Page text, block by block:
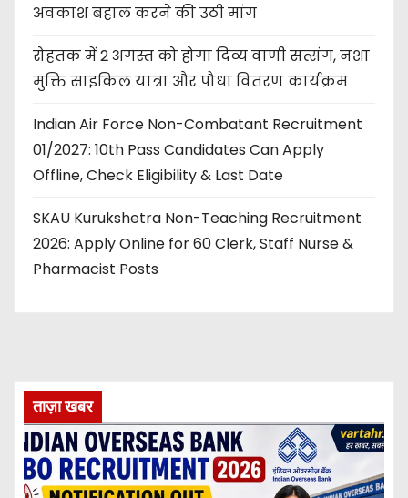
अवकाश बहाल करने की उठी मांग
रोहतक में 2 अगस्त को होगा दिव्य वाणी सत्संग, नशा
मुक्ति साइकिल यात्रा और पौधा वितरण कार्यक्रम
Indian Air Force Non-Combatant Recruitment
01/2027: 10th Pass Candidates Can Apply
Offline, Check Eligibility & Last Date
SKAU Kurukshetra Non-Teaching Recruitment
2026: Apply Online for 60 Clerk, Staff Nurse &
Pharmacist Posts
ताज़ा खबर